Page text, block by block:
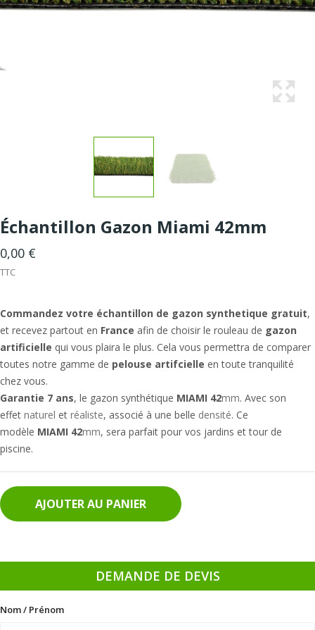
Échantillon Gazon Miami 42mm
0,00 €
TTC
Commandez votre échantillon de gazon synthetique gratuit,
et recevez partout en France afin de choisir le rouleau de gazon
artificielle qui vous plaira le plus. Cela vous permettra de comparer
toutes notre gamme de pelouse artifcielle en toute tranquilité
chez vous.
Garantie 7 ans, le gazon synthétique MIAMI 42mm. Avec son
effet naturel et réaliste, associé à une belle densité. Ce
modèle MIAMI 42mm, sera parfait pour vos jardins et tour de
piscine.
AJOUTER AU PANIER
DEMANDE DE DEVIS
Nom / Prénom